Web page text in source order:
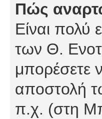
Πώς
Είναι πολύ
των Θ.
μπορέσετε
αποστολή
π.χ. (στη